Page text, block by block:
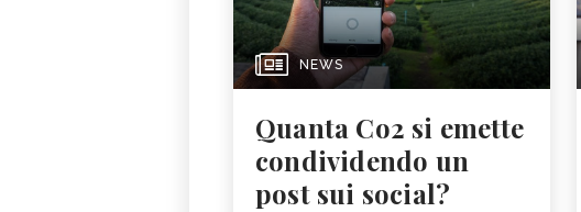
NEWS
Quanta Co2 si emette
condividendo un
post sui social?